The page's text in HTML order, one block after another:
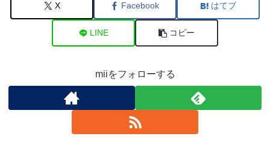
X Facebook はてブ
LINE コピー
miiをフォローする